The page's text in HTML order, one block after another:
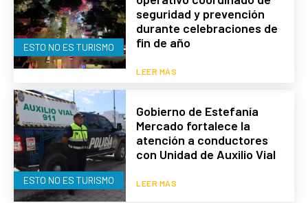
ESTO NO ES TURISMO
seguridad y prevención
durante celebraciones de
fin de año
LEER MÁS
ESTO NO ES TURISMO
Gobierno de Estefanía
Mercado fortalece la
atención a conductores
con Unidad de Auxilio Vial
LEER MÁS